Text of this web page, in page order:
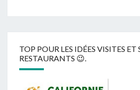
TOP POUR LES IDÉES VISITES
RESTAURANTS 😉.